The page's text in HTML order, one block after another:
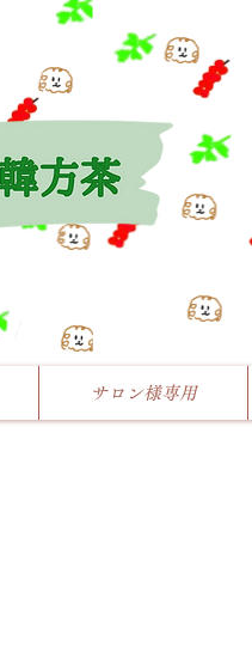
サロン様専用